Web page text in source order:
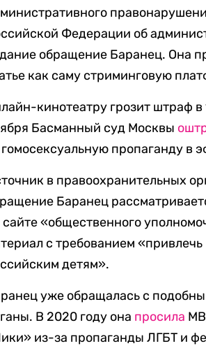
Федерации об
обращение Баранец. Она
как саму стриминговую
кинотеатру грозит штраф
Басманный суд Москвы
гомосексуальную пропаганду в
в правоохранительных
Баранец
сайте «общественного
с требованием
детям».
уже обращалась с
В 2020 году она просила
из-за пропаганды ЛГБТ и